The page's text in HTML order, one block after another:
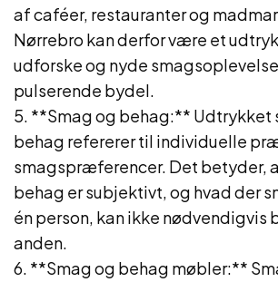
af caféer, restauranter og
Nørrebro kan derfor være et
udforske og nyde
pulserende bydel.
5. **Smag og behag:** Udtrykket
behag refererer til individuelle
smagspræferencer. Det betyder,
behag er subjektivt, og hvad der
én person, kan ikke nødvendigvis
anden.
6. **Smag og behag møbler:**